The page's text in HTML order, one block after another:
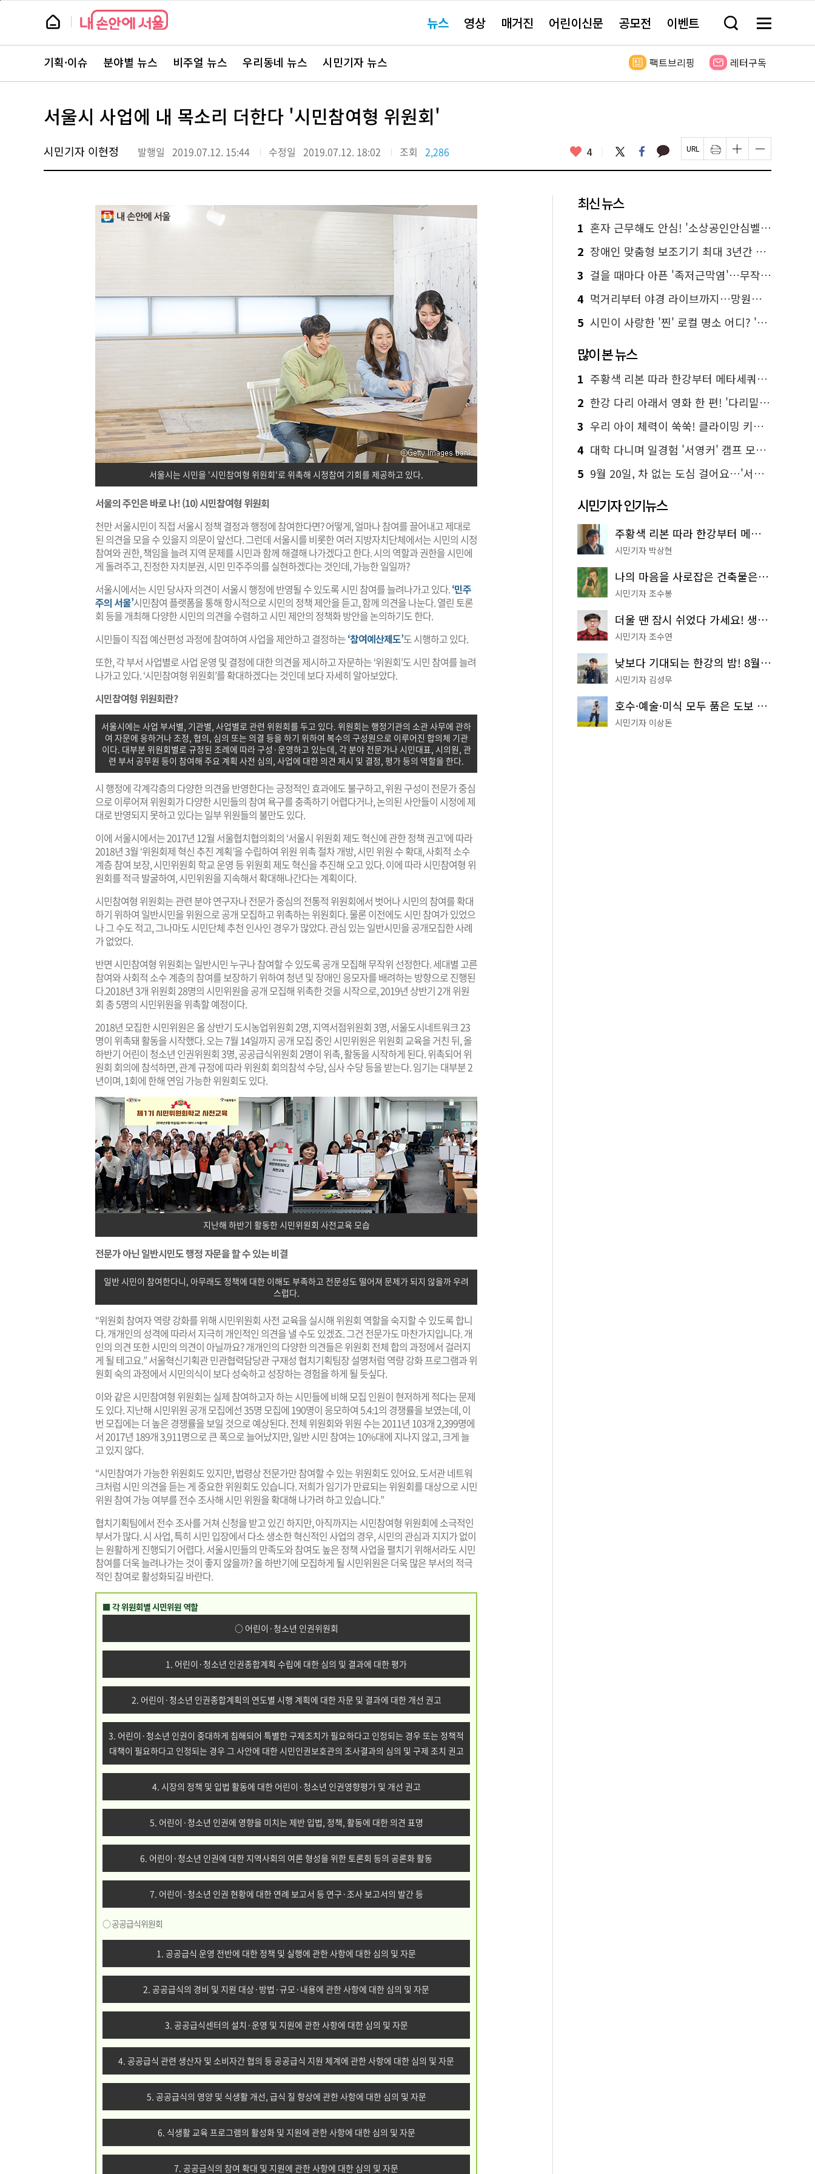
본
뉴
스 요뉴스 영상 매거진 어린이신문 공모전 이벤트 검
창
기
메
전
보
뉴
스
주
서
바
로
기획·이슈 분야별 뉴스 비주얼 뉴스 우리동네 뉴스 시민기자 뉴스 팩트브리핑 레터구독
서울시 사업에 내 목소리 더한다 '시민참여형 위원회'
시민기자 이현정 발행일 2019.07.12. 15:44 수정일 2019.07.12. 18:02 조회 2,286 좋
요
4 트
위
터
페
이
스
카
카 페
이
지
인
쇄
하
글
자
크
하
기
글
자
크
하
기
서울시는 시민을 '시민참여형 위원회'로 위촉해 시정참여 기회를 제공하고 있다.
서울의 주인은 바로 나! (10) 시민참여형 위원회
천만 서울시민이 직접 서울시 정책 결정과 행정에 참여한다면? 어떻게, 얼마나 참여를 끌어내고 제대로
된 의견을 모을 수 있을지 의문이 앞선다. 그런데 서울시를 비롯한 여러 지방자치단체에서는 시민의 시정
참여와 권한, 책임을 늘려 지역 문제를 시민과 함께 해결해 나가겠다고 한다. 시의 역할과 권한을 시민에
게 돌려주고, 진정한 자치분권, 시민 민주주의를 실현하겠다는 것인데, 가능한 일일까?
서울시에서는 시민 당사자 의견이 서울시 행정에 반영될 수 있도록 시민 참여를 늘려나가고 있다.‘민주
주의 서울’시민참여 플랫폼을 통해 항시적으로 시민의 정책 제안을 듣고, 함께 의견을 나눈다. 열린 토론
회 등을 개최해 다양한 시민의 의견을 수렴하고 시민 제안의 정책화 방안을 논의하기도 한다.
시민들이 직접 예산편성 과정에 참여하여 사업을 제안하고 결정하는‘참여예산제도’도 시행하고 있다.
또한, 각 부서 사업별로 사업 운영 및 결정에 대한 의견을 제시하고 자문하는 ‘위원회’도 시민 참여를 늘려
나가고 있다. ‘시민참여형 위원회’를 확대하겠다는 것인데 보다 자세히 알아보았다.
시민참여형 위원회란?
서울시에는 사업 부서별, 기관별, 사업별로 관련 위원회를 두고 있다. 위원회는 행정기관의 소관 사무에 관하
여 자문에 응하거나 조정, 협의, 심의 또는 의결 등을 하기 위하여 복수의 구성원으로 이루어진 합의체 기관
이다. 대부분 위원회별로 규정된 조례에 따라 구성·운영하고 있는데, 각 분야 전문가나 시민대표, 시의원, 관
련 부서 공무원 등이 참여해 주요 계획 사전 심의, 사업에 대한 의견 제시 및 결정, 평가 등의 역할을 한다.
시 행정에 각계각층의 다양한 의견을 반영한다는 긍정적인 효과에도 불구하고, 위원 구성이 전문가 중심
으로 이루어져 위원회가 다양한 시민들의 참여 욕구를 충족하기 어렵다거나, 논의된 사안들이 시정에 제
대로 반영되지 못하고 있다는 일부 위원들의 불만도 있다.
이에 서울시에서는 2017년 12월 서울협치협의회의 ‘서울시 위원회 제도 혁신에 관한 정책 권고’에 따라
2018년 3월 ‘위원회제 혁신 추진 계획’을 수립하여 위원 위촉 절차 개방, 시민 위원 수 확대, 사회적 소수
계층 참여 보장, 시민위원회 학교 운영 등 위원회 제도 혁신을 추진해 오고 있다. 이에 따라 시민참여형 위
원회를 적극 발굴하여, 시민위원을 지속해서 확대해나간다는 계획이다.
시민참여형 위원회는 관련 분야 연구자나 전문가 중심의 전통적 위원회에서 벗어나 시민의 참여를 확대
하기 위하여 일반시민을 위원으로 공개 모집하고 위촉하는 위원회다. 물론 이전에도 시민 참여가 있었으
나 그 수도 적고, 그나마도 시민단체 추천 인사인 경우가 많았다. 관심 있는 일반시민을 공개모집한 사례
가 없었다.
반면 시민참여형 위원회는 일반시민 누구나 참여할 수 있도록 공개 모집해 무작위 선정한다. 세대별 고른
참여와 사회적 소수 계층의 참여를 보장하기 위하여 청년 및 장애인 응모자를 배려하는 방향으로 진행된
다.​2018년 ​3개 위원회 28명의 시민위원을 공개 모집해 위촉한 것을 시작으로, 2019년 상반기 2개 위원
회 총 5명의 시민위원을 위촉할 예정이다.
2018년 모집한 시민위원은 올 상반기 도시농업위원회 2명, 지역서점위원회 3명, 서울도시네트워크 23
명이 위촉돼 활동을 시작했다. 오는 7월 14일까지 공개 모집 중인 시민위원은 위원회 교육을 거친 뒤, 올
하반기 어린이 청소년 인권위원회 3명, 공공급식위원회 2명이 위촉, 활동을 시작하게 된다. 위촉되어 위
원회 회의에 참석하면, 관계 규정에 따라 위원회 회의참석 수당, 심사 수당 등을 받는다. 임기는 대부분 2
년이며, 1회에 한해 연임 가능한 위원회도 있다.
지난해 하반기 활동한 시민위원회 사전교육 모습
전문가 아닌 일반시민도 행정 자문을 할 수 있는 비결
일반 시민이 참여한다니, 아무래도 정책에 대한 이해도 부족하고 전문성도 떨어져 문제가 되지 않을까 우려
스럽다.
“위원회 참여자 역량 강화를 위해 시민위원회 사전 교육을 실시해 위원회 역할을 숙지할 수 있도록 합니
다. 개개인의 성격에 따라서 지극히 개인적인 의견을 낼 수도 있겠죠. 그건 전문가도 마찬가지입니다. 개
인의 의견 또한 시민의 의견이 아닐까요? 개개인의 다양한 의견들은 위원회 전체 합의 과정에서 걸러지
게 될 테고요.” 서울혁신기획관 민관협력담당관 구재성 협치기획팀장 설명처럼 역량 강화 프로그램과 위
원회 숙의 과정에서 시민의식이 보다 성숙하고 성장하는 경험을 하게 될 듯싶다.
이와 같은 시민참여형 위원회는 실제 참여하고자 하는 시민들에 비해 모집 인원이 현저하게 적다는 문제
도 있다. 지난해 시민위원 공개 모집에선 35명 모집에 190명이 응모하여 5.4:1의 경쟁률을 보였는데, 이
번 모집에는 더 높은 경쟁률을 보일 것으로 예상된다. 전체 위원회와 위원 수는 2011년 103개 2,399명에
서 2017년 189개 3,911명으로 큰 폭으로 늘어났지만, 일반 시민 참여는 10%대에 지나지 않고, 크게 늘
고 있지 않다.
“시민참여가 가능한 위원회도 있지만, 법령상 전문가만 참여할 수 있는 위원회도 있어요. 도서관 네트워
크처럼 시민 의견을 듣는 게 중요한 위원회도 있습니다. 저희가 임기가 만료되는 위원회를 대상으로 시민
위원 참여 가능 여부를 전수 조사해 시민 위원을 확대해 나가려 하고 있습니다.”
협치기획팀에서 전수 조사를 거쳐 신청을 받고 있긴 하지만, 아직까지는 시민참여형 위원회에 소극적인
부서가 많다. 시 사업, 특히 시민 입장에서 다소 생소한 혁신적인 사업의 경우, 시민의 관심과 지지가 없이
는 원활하게 진행되기 어렵다. 서울시민들의 만족도와 참여도 높은 정책 사업을 펼치기 위해서라도 시민
참여를 더욱 늘려나가는 것이 좋지 않을까? 올 하반기에 모집하게 될 시민위원은 더욱 많은 부서의 적극
적인 참여로 활성화되길 바란다.
■ 각 위원회별 시민위원 역할
○ 어린이·청소년 인권위원회
1. 어린이·청소년 인권종합계획 수립에 대한 심의 및 결과에 대한 평가
2. 어린이·청소년 인권종합계획의 연도별 시행 계획에 대한 자문 및 결과에 대한 개선 권고
3. 어린이·청소년 인권이 중대하게 침해되어 특별한 구제조치가 필요하다고 인정되는 경우 또는 정책적
대책이 필요하다고 인정되는 경우 그 사안에 대한 시민인권보호관의 조사결과의 심의 및 구제 조치 권고
4. 시장의 정책 및 입법 활동에 대한 어린이·청소년 인권영향평가 및 개선 권고
5. 어린이·청소년 인권에 영향을 미치는 제반 입법, 정책, 활동에 대한 의견 표명
6. 어린이·청소년 인권에 대한 지역사회의 여론 형성을 위한 토론회 등의 공론화 활동
7. 어린이·청소년 인권 현황에 대한 연례 보고서 등 연구·조사 보고서의 발간 등
○ 공공급식위원회
1. 공공급식 운영 전반에 대한 정책 및 실행에 관한 사항에 대한 심의 및 자문
2. 공공급식의 경비 및 지원 대상·방법·규모·내용에 관한 사항에 대한 심의 및 자문
3. 공공급식센터의 설치·운영 및 지원에 관한 사항에 대한 심의 및 자문
4. 공공급식 관련 생산자 및 소비자간 협의 등 공공급식 지원 체계에 관한 사항에 대한 심의 및 자문
5. 공공급식의 영양 및 식생활 개선, 급식 질 향상에 관한 사항에 대한 심의 및 자문
6. 식생활 교육 프로그램의 활성화 및 지원에 관한 사항에 대한 심의 및 자문
7. 공공급식의 참여 확대 및 지원에 관한 사항에 대한 심의 및 자문
최신 뉴스
1 혼자 근무해도 안심! '소상공인안심벨' 신청하세요
2 장애인 맞춤형 보조기기 최대 3년간 무상 대여…삶의 질 높인다
3 걸을 때마다 아픈 '족저근막염'…무작정 참지 말고 '이것' 해보세요!
4 먹거리부터 야경 라이브까지…망원한강공원 알짜 코스
5 시민이 사랑한 '찐' 로컬 명소 어디? '서울에디션25' 추천 코스
많이 본 뉴스
1 주황색 리본 따라 한강부터 메타세쿼이아 숲길까지…서울둘레길 15코스
2 한강 다리 아래서 영화 한 편! '다리밑 영화관' 무료 상영
3 우리 아이 체력이 쑥쑥! 클라이밍 키즈카페·어린이 체력장
4 대학 다니며 일경험 '서영커' 캠프 모집…전액 무료
5 9월 20일, 차 없는 도심 걸어요…'서울 걷자 페스티벌' 선착순 5천명
시민기자 인기뉴스
주황색 리본 따라 한강부터 메타세쿼이아 숲길까지…서울둘레길 15코스
시민기자 박상현
나의 마음을 사로잡은 건축물은? '서울시 건축상' 수상작 공개!
시민기자 조수봉
더울 땐 잠시 쉬었다 가세요! 생수 냉장고부터 해피소·무더위쉼터까지
시민기자 조수연
낮보다 기대되는 한강의 밤! 8월 한정 무료 '한강 밤핑' 예약은?
시민기자 김성무
호수·예술·미식 모두 품은 도보 코스! 서울식물원~LG아트센터~마곡테라스거리
시민기자 이상돈
페